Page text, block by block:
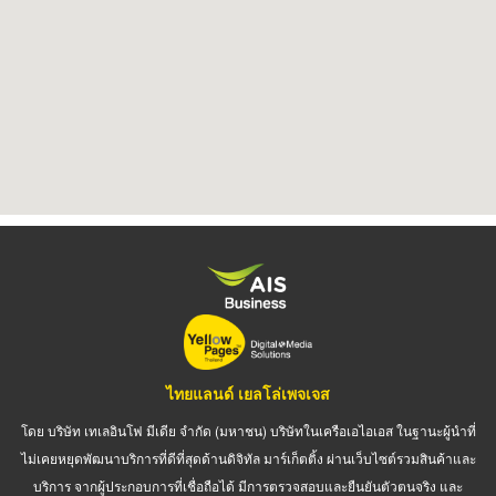
ไทยแลนด์ เยลโล่เพจเจส
โดย บริษัท เทเลอินโฟ มีเดีย จำกัด (มหาชน) บริษัทในเครือเอไอเอส ในฐานะผู้นำที่
ไม่เคยหยุดพัฒนาบริการที่ดีที่สุดด้านดิจิทัล มาร์เก็ตติ้ง ผ่านเว็บไซต์รวมสินค้าและ
บริการ จากผู้ประกอบการที่เชื่อถือได้ มีการตรวจสอบและยืนยันตัวตนจริง และ